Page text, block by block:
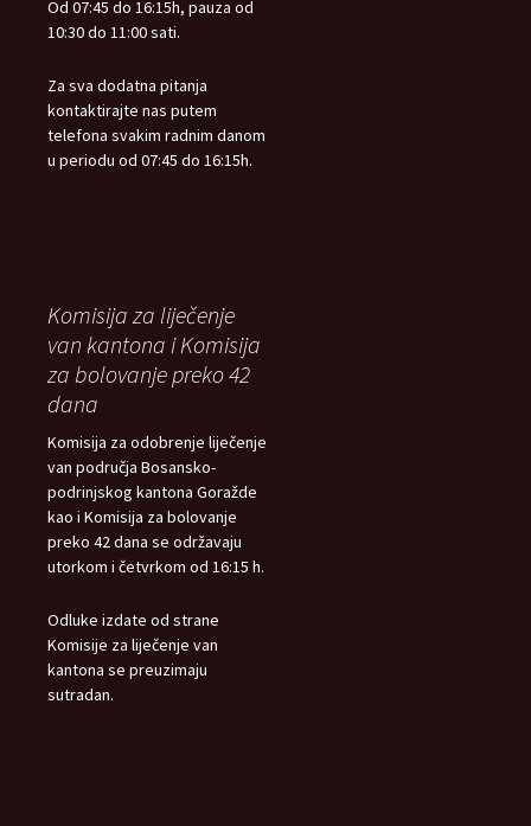
Od 07:45 do 16:15h, pauza od
10:30 do 11:00 sati.
Za sva dodatna pitanja
kontaktirajte nas putem
telefona svakim radnim danom
u periodu od 07:45 do 16:15h.
Komisija za liječenje
van kantona i Komisija
za bolovanje preko 42
dana
Komisija za odobrenje liječenje
van područja Bosansko-
podrinjskog kantona Goražde
kao i Komisija za bolovanje
preko 42 dana se održavaju
utorkom i četvrkom od 16:15 h.
Odluke izdate od strane
Komisije za liječenje van
kantona se preuzimaju
sutradan.